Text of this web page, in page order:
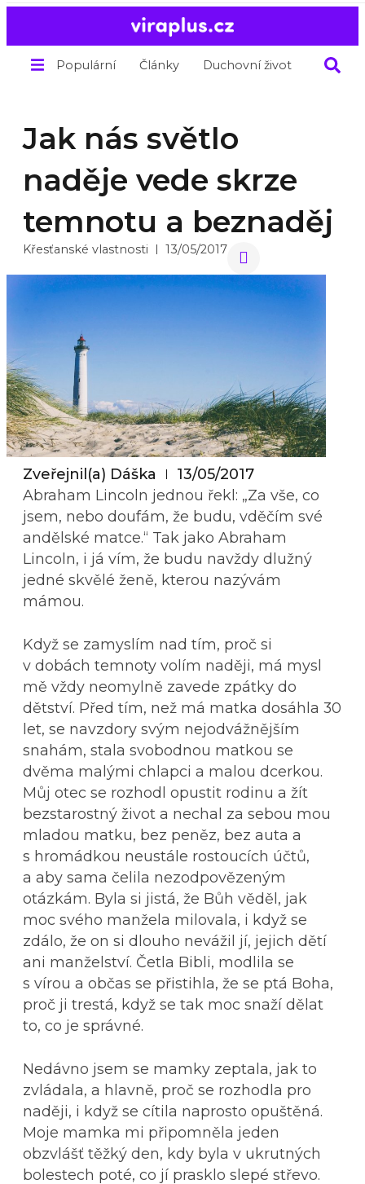
Populární Články Duchovní život O nás
Jak nás světlo
naděje vede skrze
temnotu a beznaděj
Křesťanské vlastnosti 13/05/2017
Zveřejnil(a) Dáška
13/05/2017
Abraham Lincoln jednou řekl: „Za vše, co
jsem, nebo doufám, že budu, vděčím své
andělské matce.“ Tak jako Abraham
Lincoln, i já vím, že budu navždy dlužný
jedné skvělé ženě, kterou nazývám
mámou.
Když se zamyslím nad tím, proč si
v dobách temnoty volím naději, má mysl
mě vždy neomylně zavede zpátky do
dětství. Před tím, než má matka dosáhla 30
let, se navzdory svým nejodvážnějším
snahám, stala svobodnou matkou se
dvěma malými chlapci a malou dcerkou.
Můj otec se rozhodl opustit rodinu a žít
bezstarostný život a nechal za sebou mou
mladou matku, bez peněz, bez auta a
s hromádkou neustále rostoucích účtů,
a aby sama čelila nezodpovězeným
otázkám. Byla si jistá, že Bůh věděl, jak
moc svého manžela milovala, i když se
zdálo, že on si dlouho nevážil jí, jejich dětí
ani manželství. Četla Bibli, modlila se
s vírou a občas se přistihla, že se ptá Boha,
proč ji trestá, když se tak moc snaží dělat
to, co je správné.
Nedávno jsem se mamky zeptala, jak to
zvládala, a hlavně, proč se rozhodla pro
naději, i když se cítila naprosto opuštěná.
Moje mamka mi připomněla jeden
obzvlášť těžký den, kdy byla v ukrutných
bolestech poté, co jí prasklo slepé střevo.